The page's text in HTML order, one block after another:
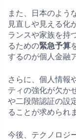
また、日本のよう
見直しや見える化
ランスや家族を持
るための緊急予算
するのが個人金融
さらに、個人情報
ティの強化が欠か
や二段階認証の設
ることが求められ
今後、テクノロジ